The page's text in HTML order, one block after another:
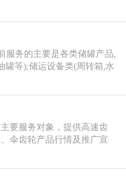
金工具相关产品,五金机电展
服务的主要是各类储罐产品,
罐等);储运设备类(周转箱,水
以及储罐类其他产品.
要服务对象，提供高速齿
伞齿轮产品行情及推广宣
齿轮检测设备、减速机、